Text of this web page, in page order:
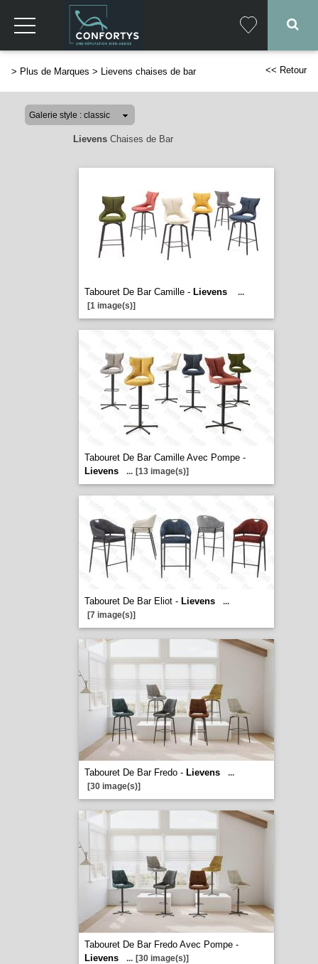
> Plus de Marques > Lievens chaises de bar << Retour
LievensChaises de Bar
Tabouret De Bar Camille - Lievens
...
[1 image(s)]
Tabouret De Bar Camille Avec Pompe -
Lievens
... [13 image(s)]
Tabouret De Bar Eliot - Lievens
...
[7 image(s)]
Tabouret De Bar Fredo - Lievens
...
[30 image(s)]
Tabouret De Bar Fredo Avec Pompe -
Lievens
... [30 image(s)]